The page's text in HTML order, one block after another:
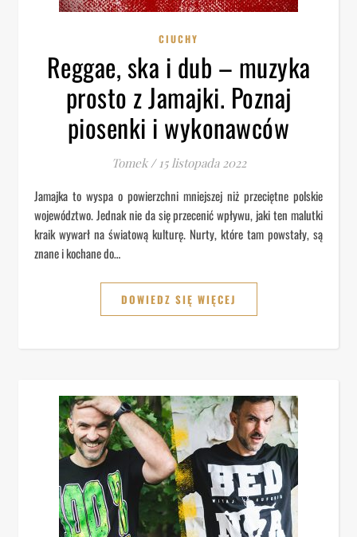
CIUCHY
Reggae, ska i dub – muzyka
prosto z Jamajki. Poznaj
piosenki i wykonawców
Tomek / 15 listopada 2022
Jamajka to wyspa o powierzchni mniejszej niż przeciętne polskie
województwo. Jednak nie da się przecenić wpływu, jaki ten malutki
kraik wywarł na światową kulturę. Nurty, które tam powstały, są
znane i kochane do…
DOWIEDZ SIĘ WIĘCEJ